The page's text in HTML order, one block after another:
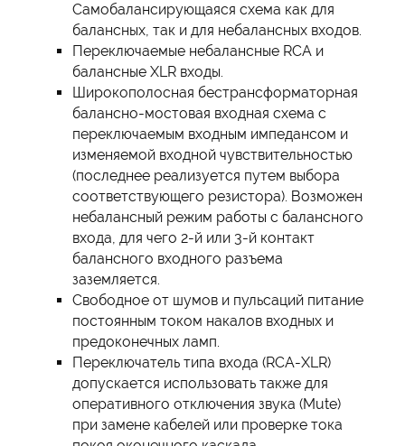
Самобалансирующаяся схема как для
балансных, так и для небалансных входов.
Переключаемые небалансные RCA и
балансные XLR входы.
Широкополосная бестрансформаторная
балансно-мостовая входная схема с
переключаемым входным импедансом и
изменяемой входной чувствительностью
(последнее реализуется путем выбора
соответствующего резистора). Возможен
небалансный режим работы с балансного
входа, для чего 2-й или 3-й контакт
балансного входного разъема
заземляется.
Свободное от шумов и пульсаций питание
постоянным током накалов входных и
предоконечных ламп.
Переключатель типа входа (RCA-XLR)
допускается использовать также для
оперативного отключения звука (Mute)
при замене кабелей или проверке тока